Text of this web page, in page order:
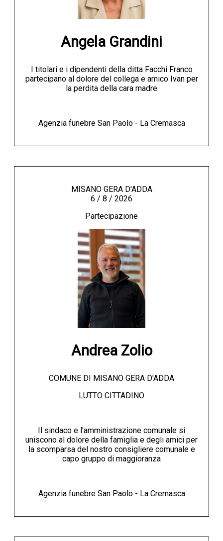
Angela Grandini
I titolari e i dipendenti della ditta Facchi Franco
partecipano al dolore del collega e amico Ivan per
la perdita della cara madre
Agenzia funebre San Paolo - La Cremasca
MISANO GERA D'ADDA
6 / 8 / 2026
Partecipazione
Andrea Zolio
COMUNE DI MISANO GERA D'ADDA
LUTTO CITTADINO
Il sindaco e l'amministrazione comunale si
uniscono al dolore della famiglia e degli amici per
la scomparsa del nostro consigliere comunale e
capo gruppo di maggioranza
Agenzia funebre San Paolo - La Cremasca